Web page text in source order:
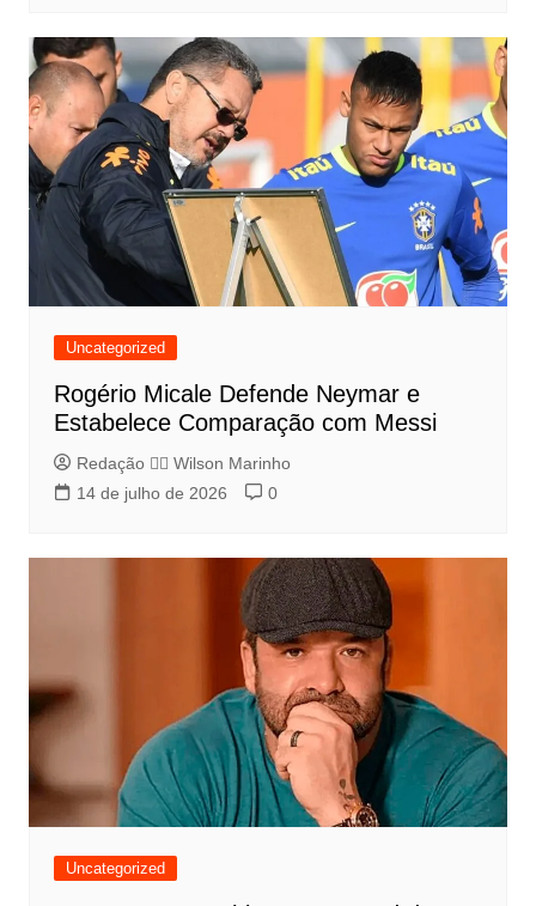
Uncategorized
Rogério Micale Defende Neymar e
Estabelece Comparação com Messi
Redação 👨‍⚖️​ Wilson Marinho
14 de julho de 2026
0
Uncategorized